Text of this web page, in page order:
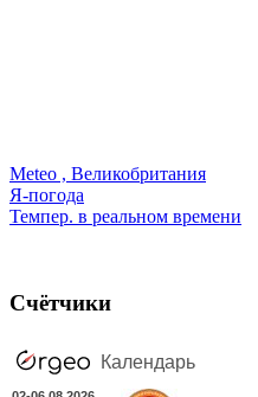
Meteo , Великобритания
Я-погода
Темпер. в реальном времени
Счётчики